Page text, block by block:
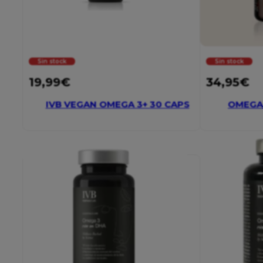
Sin stock
19,99€
IVB VEGAN OMEGA 3+ 30 CAPS
Sin stock
34,95€